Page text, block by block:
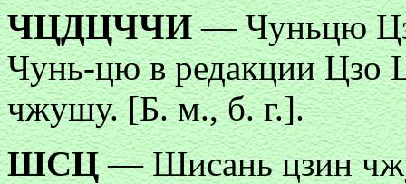
ЧЦДЦЧЧИ— Чуньцю
Чунь-цю в редакции
чжушу. [Б. м., б. г.].
ШСЦ— Шисань цзин